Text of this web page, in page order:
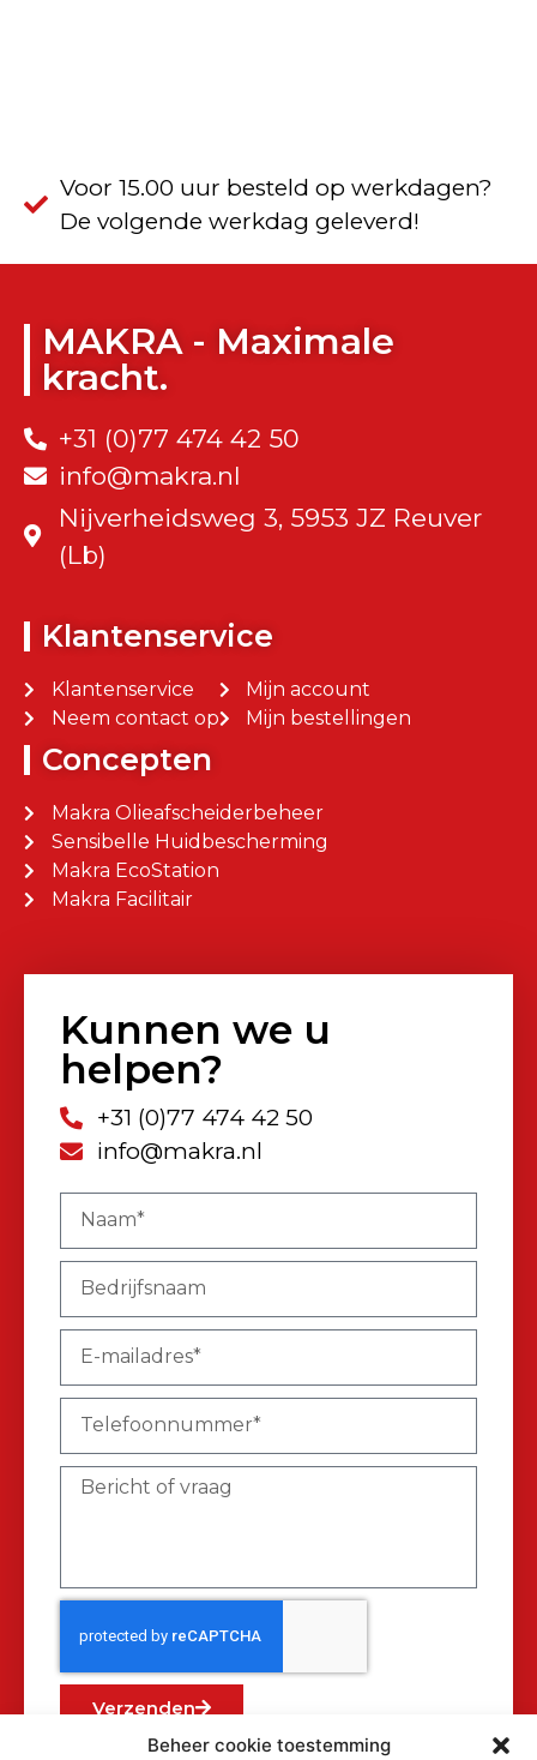
Beheer cookie toestemming
Voor 15.00 uur besteld op werkdagen?
De volgende werkdag geleverd!
MAKRA - Maximale
kracht.
+31 (0)77 474 42 50
info@makra.nl
Nijverheidsweg 3, 5953 JZ Reuver
(Lb)
Klantenservice
Klantenservice
Neem contact op
Mijn account
Mijn bestellingen
Concepten
Makra Olieafscheiderbeheer
Sensibelle Huidbescherming
Makra EcoStation
Makra Facilitair
Kunnen we u
helpen?
+31 (0)77 474 42 50
info@makra.nl
Verzenden